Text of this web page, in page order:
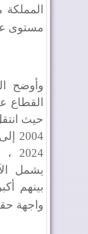
مستوى
وأوضح
القطاع
حيث
بينهم
واجهة